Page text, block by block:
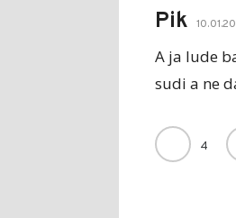
Pik
A ja lude
sudi a ne
4